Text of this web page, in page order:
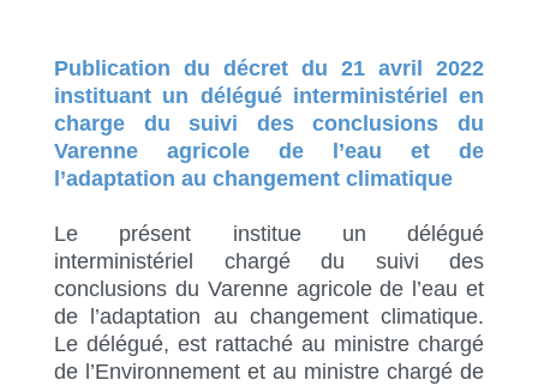
Publication du décret du 21 avril 2022
instituant un délégué interministériel en
charge du suivi des conclusions du
Varenne agricole de l’eau et de
l’adaptation au changement climatique
Le présent institue un délégué
interministériel chargé du suivi des
conclusions du Varenne agricole de l’eau et
de l’adaptation au changement climatique.
Le délégué, est rattaché au ministre chargé
de l’Environnement et au ministre chargé de